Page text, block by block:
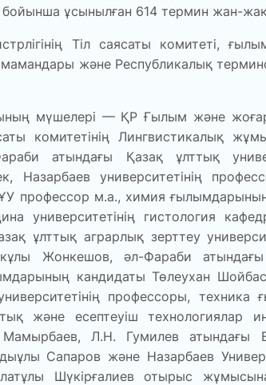
бойынша ұсынылған 614 термин жан-
Тіл саясаты комитеті,
және Республикалық
мүшелері — ҚР Ғылым және жоғары
комитетінің Лингвистикалық
атындағы Қазақ ұлттық
университетінің
профессор м.а., химия
гистология
ұлттық аграрлық зерттеу
Жонкешов, әл-Фараби атындағы
кандидаты Төлеухан
профессоры,
және есептеуіш технологиялар
Л.Н. Гумилев атындағы
Сапаров және Назарбаев
Шүкірғалиев отырыс